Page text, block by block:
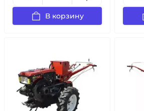
В корзину